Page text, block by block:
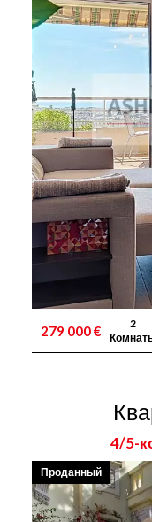
279 000 €
2
4/5-
Проданный